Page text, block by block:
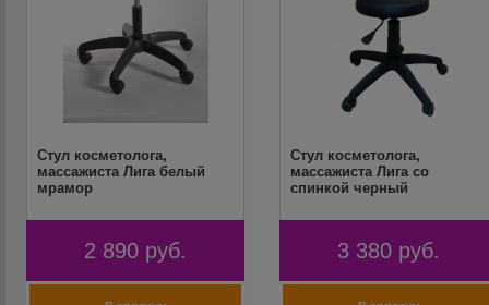
Стул косметолога,
массажиста Лига белый
мрамор
2 890 руб.
Стул косметолога,
массажиста Лига со
спинкой черный
3 380 руб.